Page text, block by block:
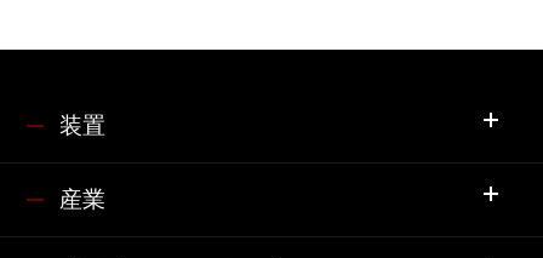
装置
産業